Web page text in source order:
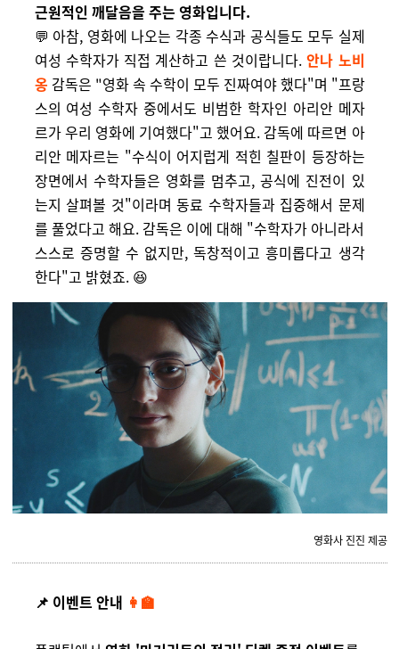
근원적인 깨달음을 주는 영화입니다.
💬 아참, 영화에 나오는 각종 수식과 공식들도 모두 실제
여성 수학자가 직접 계산하고 쓴 것이랍니다.안나 노비
옹 감독은 "영화 속 수학이 모두 진짜여야 했다"며 "프랑
스의 여성 수학자 중에서도 비범한 학자인 아리안 메자
르가 우리 영화에 기여했다"고 했어요. 감독에 따르면 아
리안 메자르는 "수식이 어지럽게 적힌 칠판이 등장하는
장면에서 수학자들은 영화를 멈추고, 공식에 진전이 있
는지 살펴볼 것"이라며 동료 수학자들과 집중해서 문제
를 풀었다고 해요. 감독은 이에 대해 "수학자가 아니라서
스스로 증명할 수 없지만, 독창적이고 흥미롭다고 생각
한다"고 밝혔죠. 😆
영화사 진진 제공
📌 이벤트 안내 👩‍🏫